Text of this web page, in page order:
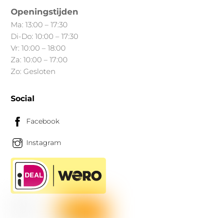
de
productpagina
Openingstijden
Ma: 13:00 – 17:30
Di-Do: 10:00 – 17:30
Vr: 10:00 – 18:00
Za: 10:00 – 17:00
Zo: Gesloten
Social
Facebook
Instagram